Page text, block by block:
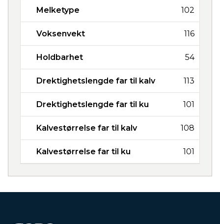
Melketype 102
Voksenvekt 116
Holdbarhet 54
Drektighetslengde far til kalv 113
Drektighetslengde far til ku 101
Kalvestørrelse far til kalv 108
Kalvestørrelse far til ku 101